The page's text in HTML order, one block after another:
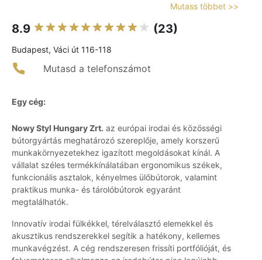
Mutass többet >>
8.9 (23)
Budapest, Váci út 116-118
Mutasd a telefonszámot
Egy cég:
Nowy Styl Hungary Zrt. az európai irodai és közösségi
bútorgyártás meghatározó szereplője, amely korszerű
munkakörnyezetekhez igazított megoldásokat kínál. A
vállalat széles termékkínálatában ergonomikus székek,
funkcionális asztalok, kényelmes ülőbútorok, valamint
praktikus munka- és tárolóbútorok egyaránt
megtalálhatók.
Innovatív irodai fülkékkel, térelválasztó elemekkel és
akusztikus rendszerekkel segítik a hatékony, kellemes
munkavégzést. A cég rendszeresen frissíti portfólióját, és